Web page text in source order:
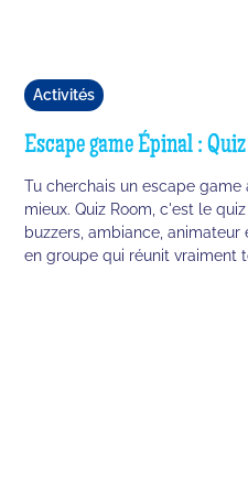
Activités
Escape game Épinal :
Tu cherchais un escape
mieux. Quiz Room, c'est le
buzzers, ambiance,
en groupe qui réunit vraiment